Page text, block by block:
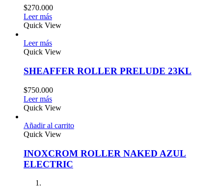
$270.000
Leer más
Quick View
Leer más
Quick View
SHEAFFER ROLLER PRELUDE 23KL
$750.000
Leer más
Quick View
Añadir al carrito
Quick View
INOXCROM ROLLER NAKED AZUL
ELECTRIC